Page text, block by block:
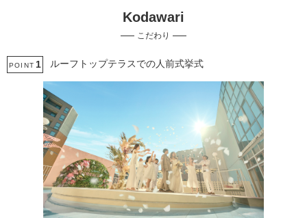
豊富なドレス
豊富なカラードレス 豊富な色打掛・着物
ペットと撮影
挙式フォト
ソロウエディング
Kodawari
こだわり
POINT 1 ルーフトップテラスでの人前式挙式